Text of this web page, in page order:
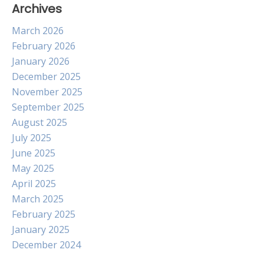
Archives
March 2026
February 2026
January 2026
December 2025
November 2025
September 2025
August 2025
July 2025
June 2025
May 2025
April 2025
March 2025
February 2025
January 2025
December 2024